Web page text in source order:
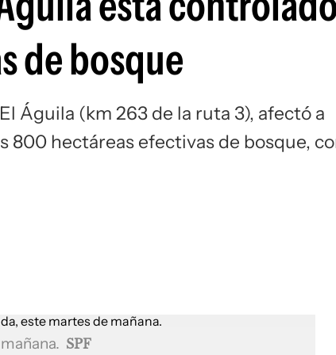
de bosque
Águila (km 263 de la ruta 3), afectó a
800 hectáreas efectivas de bosque,
SPF